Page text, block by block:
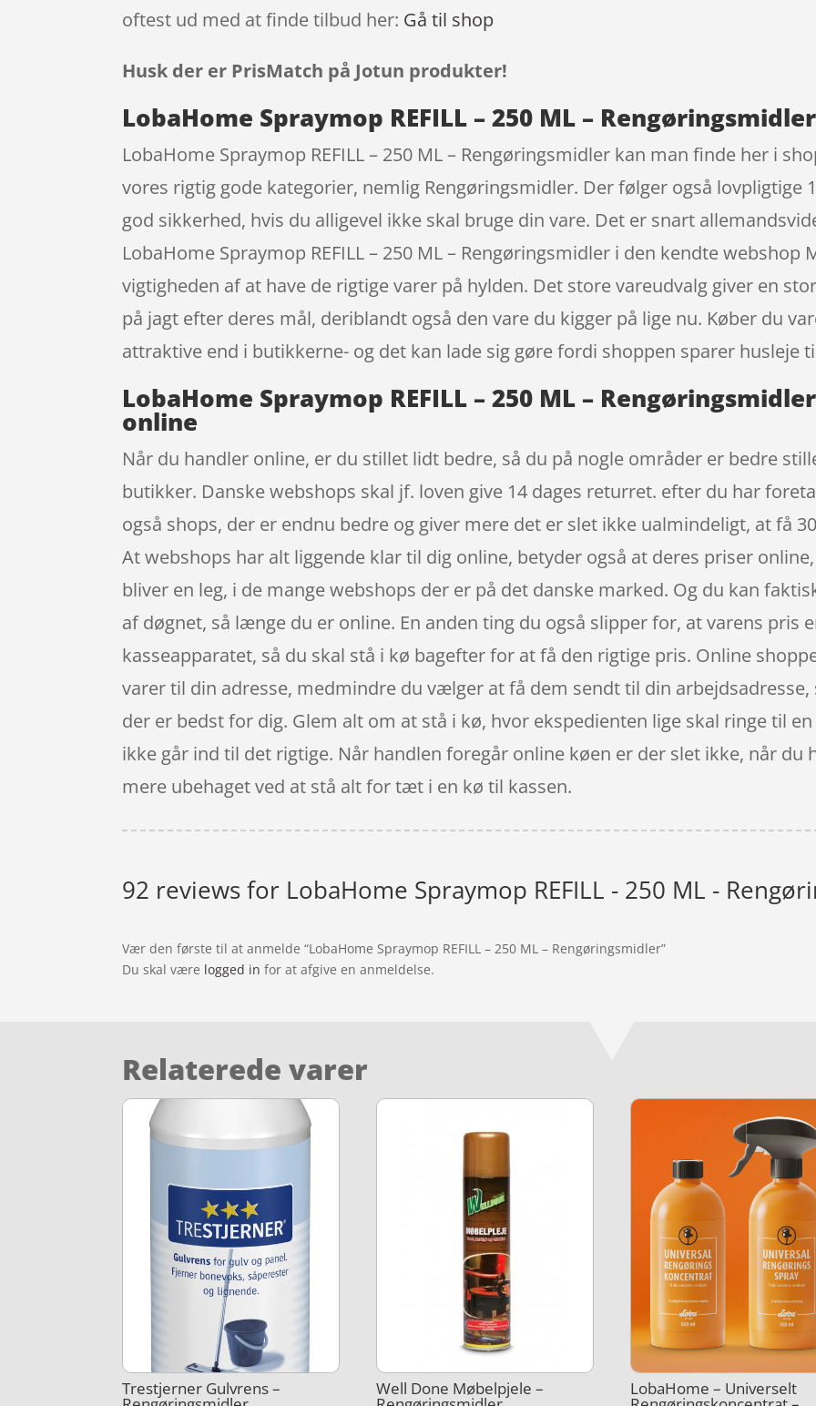
oftest ud med at finde tilbud her: Gå til shop
Husk der er PrisMatch på Jotun produkter!
LobaHome Spraymop REFILL – 250 ML – Rengøringsmidler
LobaHome Spraymop REFILL – 250 ML – Rengøringsmidler kan man finde her i
vores rigtig gode kategorier, nemlig Rengøringsmidler. Der følger også lovpligtige
god sikkerhed, hvis du alligevel ikke skal bruge din vare. Det er snart
LobaHome Spraymop REFILL – 250 ML – Rengøringsmidler i den kendte
vigtigheden af at have de rigtige varer på hylden. Det store vareudvalg giver en
på jagt efter deres mål, deriblandt også den vare du kigger på lige nu. Køber du
attraktive end i butikkerne- og det kan lade sig gøre fordi shoppen sparer husleje
LobaHome Spraymop REFILL – 250 ML –
online
Når du handler online, er du stillet lidt bedre, så du på nogle områder er bedre
butikker. Danske webshops skal jf. loven give 14 dages returret. efter du har
også shops, der er endnu bedre og giver mere det er slet ikke ualmindeligt, at få
At webshops har alt liggende klar til dig online, betyder også at deres priser
bliver en leg, i de mange webshops der er på det danske marked. Og du kan
af døgnet, så længe du er online. En anden ting du også slipper for, at varens pris
kasseapparatet, så du skal stå i kø bagefter for at få den rigtige pris. Online
varer til din adresse, medmindre du vælger at få dem sendt til din
der er bedst for dig. Glem alt om at stå i kø, hvor ekspedienten lige skal ringe til
ikke går ind til det rigtige. Når handlen foregår online køen er der slet ikke, når du
mere ubehaget ved at stå alt for tæt i en kø til kassen.
92 reviews for LobaHome Spraymop REFILL - 250 ML -
Vær den første til at anmelde “LobaHome Spraymop REFILL – 250 ML – Rengøringsmidler”
Du skal være logged in for at afgive en anmeldelse.
Relaterede varer
Trestjerner Gulvrens – Well Done Møbelpjele – LobaHome – Universelt